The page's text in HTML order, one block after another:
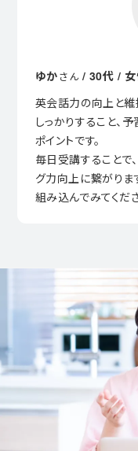
ゆかさん/ 30代 / 女
英会話力の向上と維
しっかりすること、
ポイントです。
毎日受講することで
グ力向上に繋がりま
組み込んでみてくださ